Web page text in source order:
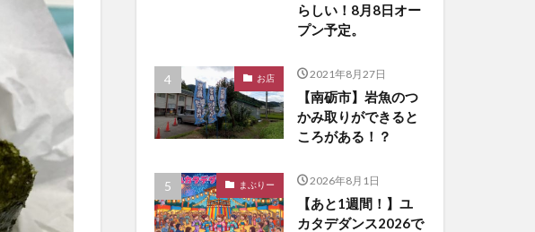
らしい！8月8日オー
プン予定。
お店 2021年8月27日
【南砺市】岩魚のつ
かみ取りができると
ころがある！？
まぶりー 2026年8月1日
【あと1週間！】ユ
カタデダンス2026で